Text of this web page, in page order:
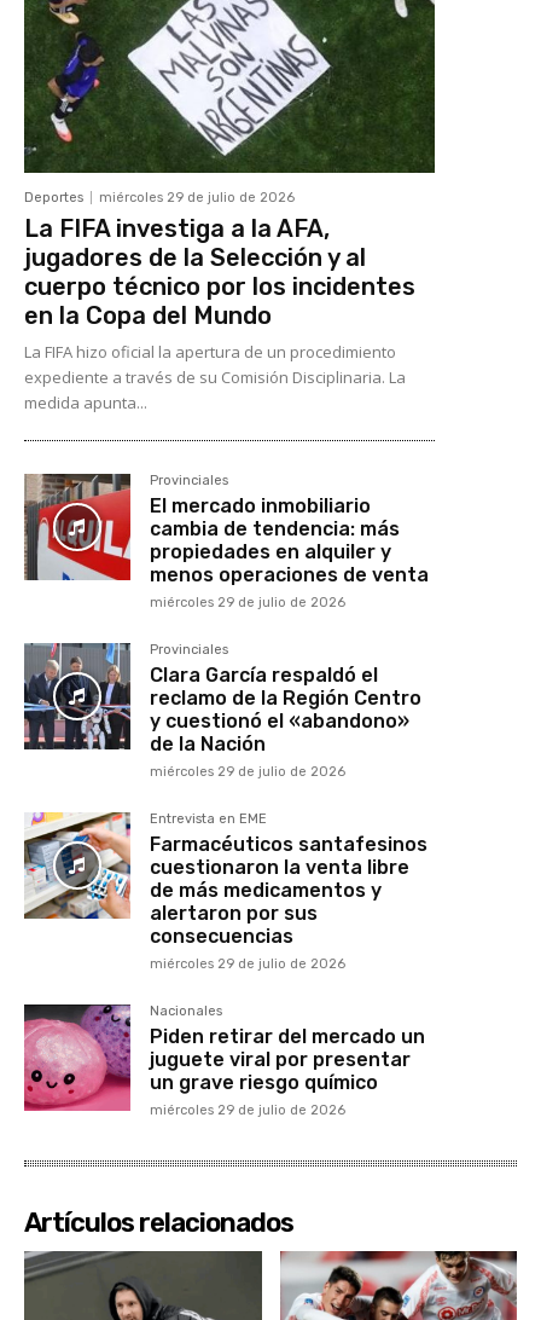
Deportes miércoles 29 de julio de 2026
La FIFA investiga a la AFA,
jugadores de la Selección y al
cuerpo técnico por los incidentes
en la Copa del Mundo
La FIFA hizo oficial la apertura de un procedimiento
expediente a través de su Comisión Disciplinaria. La
medida apunta...
Provinciales
El mercado inmobiliario
cambia de tendencia: más
propiedades en alquiler y
menos operaciones de venta
miércoles 29 de julio de 2026
Provinciales
Clara García respaldó el
reclamo de la Región Centro
y cuestionó el «abandono»
de la Nación
miércoles 29 de julio de 2026
Entrevista en EME
Farmacéuticos santafesinos
cuestionaron la venta libre
de más medicamentos y
alertaron por sus
consecuencias
miércoles 29 de julio de 2026
Nacionales
Piden retirar del mercado un
juguete viral por presentar
un grave riesgo químico
miércoles 29 de julio de 2026
Artículos relacionados